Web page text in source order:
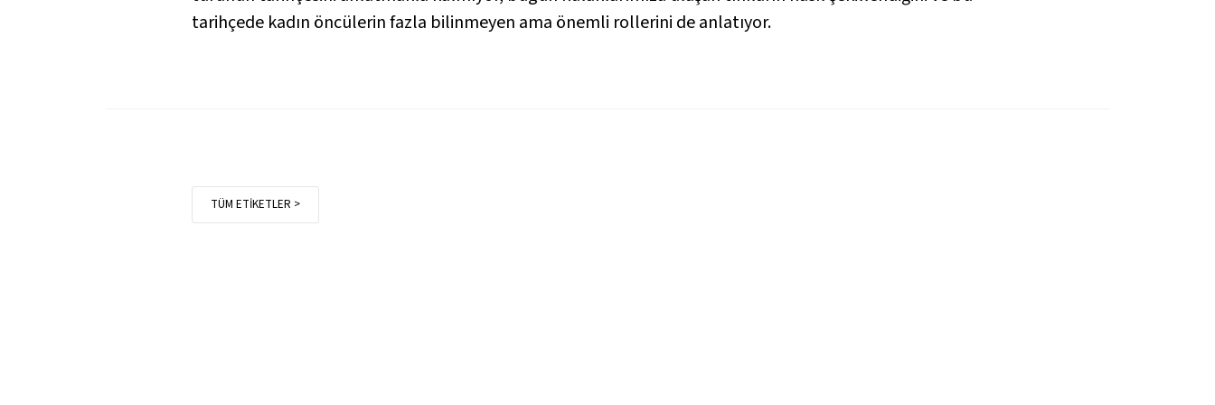
tarihçede kadın öncülerin fazla bilinmeyen ama önemli rollerini de anlatıyor.
TÜM ETİKETLER >